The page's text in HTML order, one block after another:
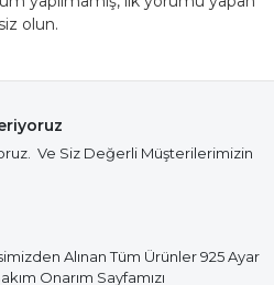
siz olun.
Ve Siz Değerli Müşterilerimizin
Alınan Tüm Ürünler 925 Ayar
Onarım Sayfamızı